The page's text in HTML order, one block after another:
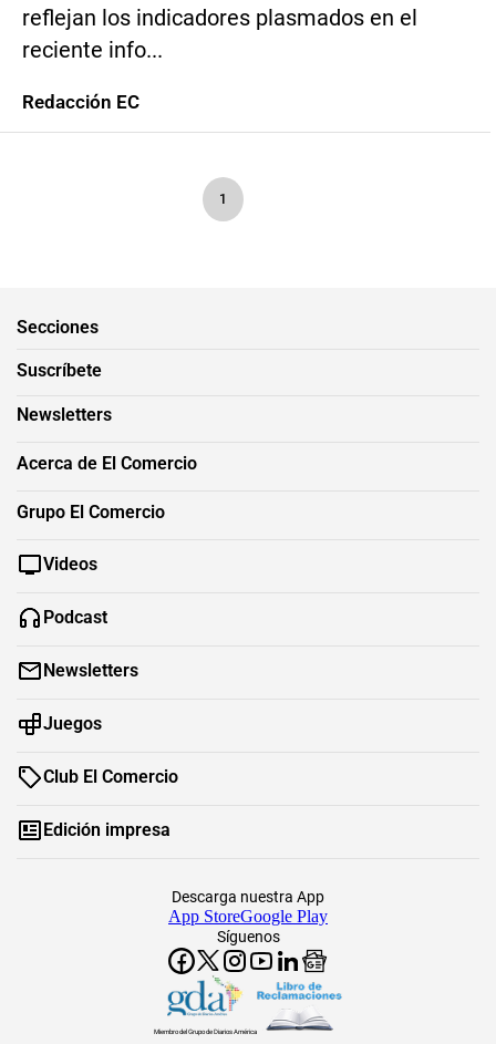
reflejan los indicadores plasmados en el
reciente info...
Redacción EC
1
Secciones
Suscríbete
Newsletters
Acerca de El Comercio
Grupo El Comercio
Videos
Podcast
Newsletters
Juegos
Club El Comercio
Edición impresa
Síguenos
Descarga nuestra App
App StoreGoogle Play
Miembro del Grupo de Diarios América